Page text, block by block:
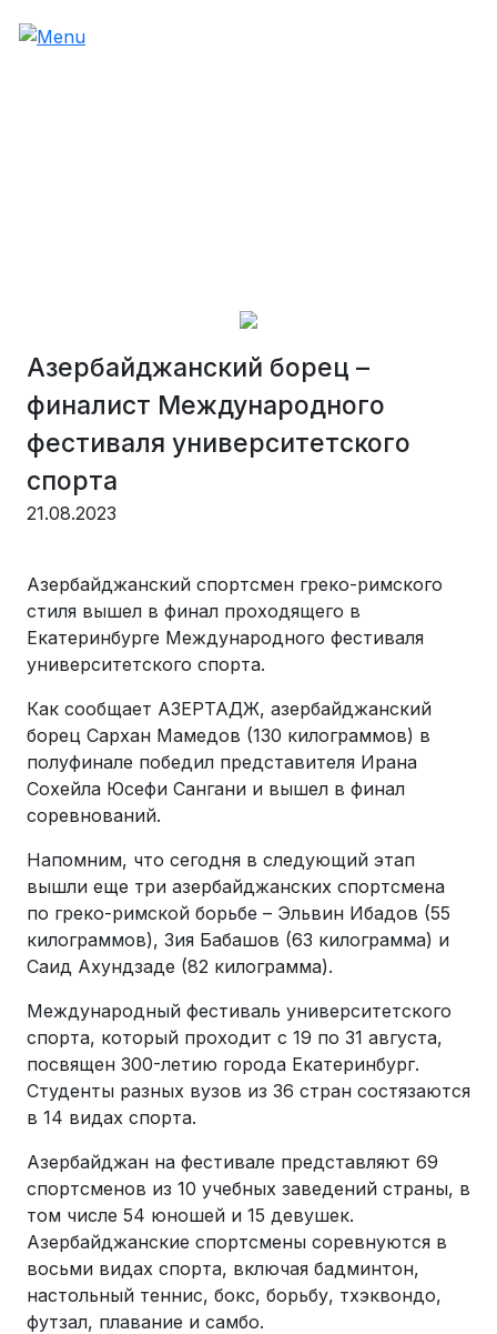
Азербайджанский борец –
финалист Международного
фестиваля университетского
спорта
21.08.2023
Азербайджанский спортсмен греко-римского
стиля вышел в финал проходящего в
Екатеринбурге Международного фестиваля
университетского спорта.
Как сообщает АЗЕРТАДЖ, азербайджанский
борец Сархан Мамедов (130 килограммов) в
полуфинале победил представителя Ирана
Сохейла Юсефи Сангани и вышел в финал
соревнований.
Напомним, что сегодня в следующий этап
вышли еще три азербайджанских спортсмена
по греко-римской борьбе – Эльвин Ибадов (55
килограммов), Зия Бабашов (63 килограмма) и
Саид Ахундзаде (82 килограмма).
Международный фестиваль университетского
спорта, который проходит с 19 по 31 августа,
посвящен 300-летию города Екатеринбург.
Студенты разных вузов из 36 стран состязаются
в 14 видах спорта.
Азербайджан на фестивале представляют 69
спортсменов из 10 учебных заведений страны, в
том числе 54 юношей и 15 девушек.
Азербайджанские спортсмены соревнуются в
восьми видах спорта, включая бадминтон,
настольный теннис, бокс, борьбу, тхэквондо,
футзал, плавание и самбо.